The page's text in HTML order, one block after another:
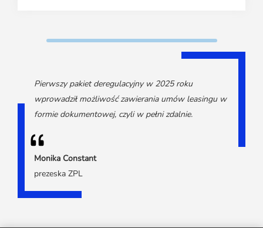
Pierwszy pakiet deregulacyjny w 2025 roku
wprowadził możliwość zawierania umów leasingu w
formie dokumentowej, czyli w pełni zdalnie.
Monika Constant
prezeska ZPL